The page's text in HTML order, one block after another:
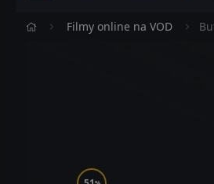
Filmy online na VOD